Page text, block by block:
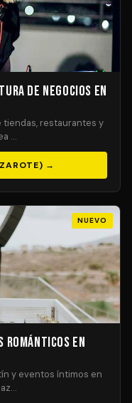
de Negocios en
tiendas, restaurantes y
…
→
NUEVO
Románticos en
y eventos íntimos en